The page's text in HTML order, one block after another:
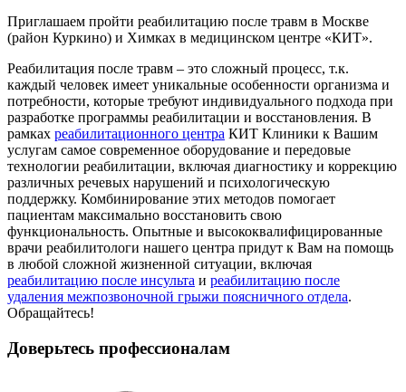
Приглашаем пройти реабилитацию после травм в Москве
(район Куркино) и Химках в медицинском центре «КИТ».
Реабилитация после травм – это сложный процесс, т.к.
каждый человек имеет уникальные особенности организма и
потребности, которые требуют индивидуального подхода при
разработке программы реабилитации и восстановления. В
рамках реабилитационного центра КИТ Клиники к Вашим
услугам самое современное оборудование и передовые
технологии реабилитации, включая диагностику и коррекцию
различных речевых нарушений и психологическую
поддержку. Комбинирование этих методов помогает
пациентам максимально восстановить свою
функциональность. Опытные и высококвалифицированные
врачи реабилитологи нашего центра придут к Вам на помощь
в любой сложной жизненной ситуации, включая
реабилитацию после инсульта и реабилитацию после
удаления межпозвоночной грыжи поясничного отдела.
Обращайтесь!
Доверьтесь профессионалам